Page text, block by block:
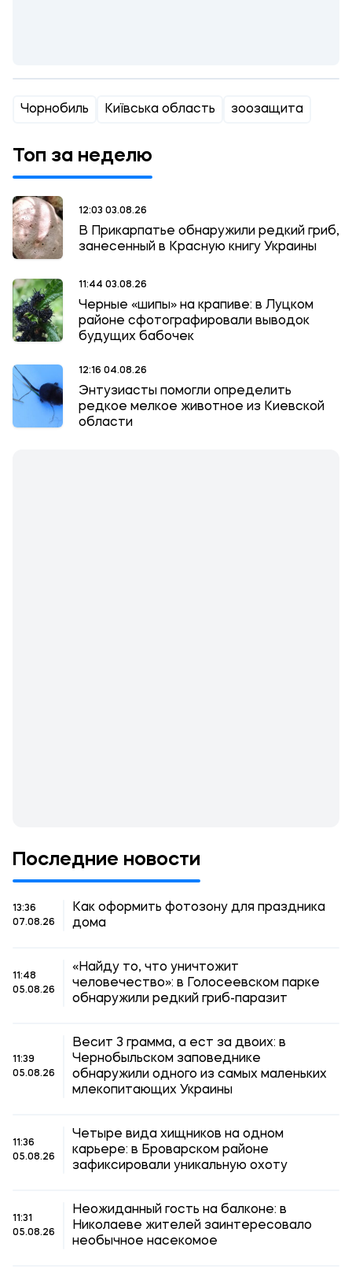
Чорнобиль Київська область зоозащита
Топ за неделю
12:03 03.08.26
В Прикарпатье обнаружили редкий гриб,
занесенный в Красную книгу Украины
11:44 03.08.26
Черные «шипы» на крапиве: в Луцком
районе сфотографировали выводок
будущих бабочек
12:16 04.08.26
Энтузиасты помогли определить
редкое мелкое животное из Киевской
области
Последние новости
13:36
07.08.26
Как оформить фотозону для праздника
дома
11:48
05.08.26
«Найду то, что уничтожит
человечество»: в Голосеевском парке
обнаружили редкий гриб-паразит
11:39
05.08.26
Весит 3 грамма, а ест за двоих: в
Чернобыльском заповеднике
обнаружили одного из самых маленьких
млекопитающих Украины
11:36
05.08.26
Четыре вида хищников на одном
карьере: в Броварском районе
зафиксировали уникальную охоту
11:31
05.08.26
Неожиданный гость на балконе: в
Николаеве жителей заинтересовало
необычное насекомое